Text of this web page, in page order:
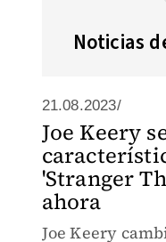
Noticias
21.08.2023/
Joe Keery
'Stranger
ahora
Joe Keery